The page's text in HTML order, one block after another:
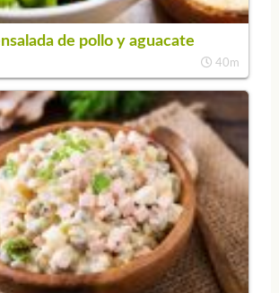
de pollo y aguacate
40m